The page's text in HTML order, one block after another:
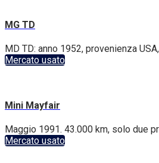
MG TD
MD TD: anno 1952, provenienza
Mercato usato
Mini Mayfair
Maggio 1991. 43.000 km, solo due
Mercato usato